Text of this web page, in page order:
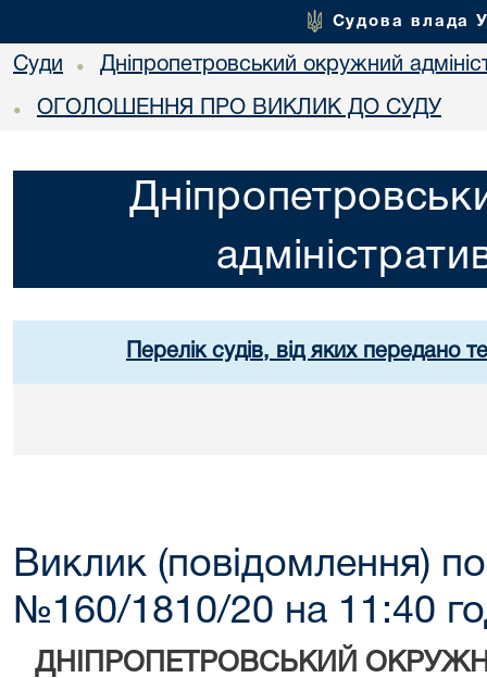
Судова влада
Суди • Дніпропетровський окружний
• ОГОЛОШЕННЯ ПРО ВИКЛИК ДО СУДУ
Перелік судів, від яких передано
Виклик (повідомлення)
№160/1810/20 на 11:40
ДНІПРОПЕТРОВСЬКИЙ